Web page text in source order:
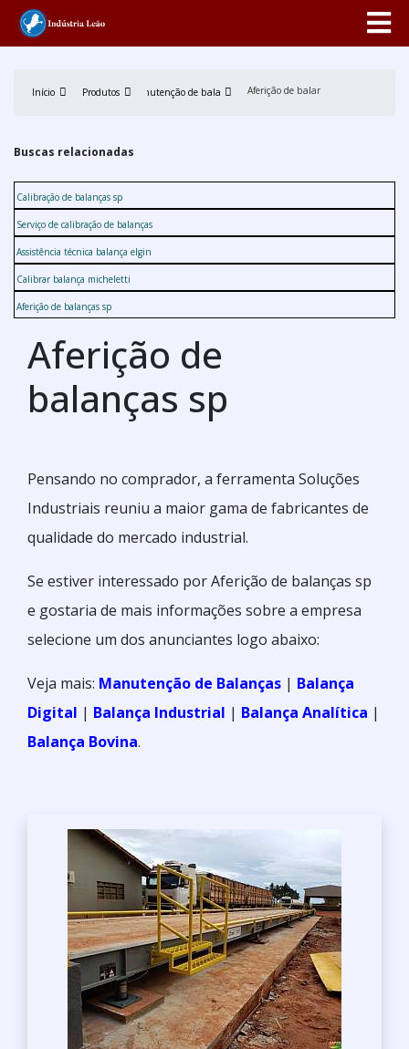
Início Produtos Manutenção de balança Aferição de balanças sp
Buscas relacionadas
Calibração de balanças sp
Serviço de calibração de balanças
Assistência técnica balança elgin
Calibrar balança micheletti
Aferição de balanças sp
Aferição de
balanças sp
Pensando no comprador, a ferramenta Soluções
Industriais reuniu a maior gama de fabricantes de
qualidade do mercado industrial.
Se estiver interessado por Aferição de balanças sp
e gostaria de mais informações sobre a empresa
selecione um dos anunciantes logo abaixo:
Veja mais: Manutenção de Balanças | Balança
Digital | Balança Industrial | Balança Analítica |
Balança Bovina.